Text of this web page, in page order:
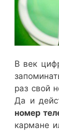
В век
раз свой
Да и
номер
кармане